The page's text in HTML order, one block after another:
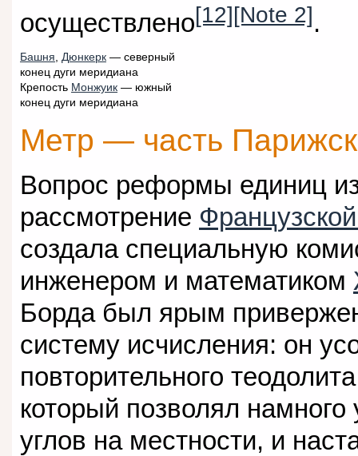
осуществлено[12][Note 2].
Башня, Дюнкерк — северный
конец дуги меридиана
Крепость Монжуик — южный
конец дуги меридиана
Метр — часть
Вопрос реформы единиц
рассмотрение
создала специальную
инженером и математиком
Борда был ярым
систему исчисления: он
повторительного
который позволял
углов на местности, и